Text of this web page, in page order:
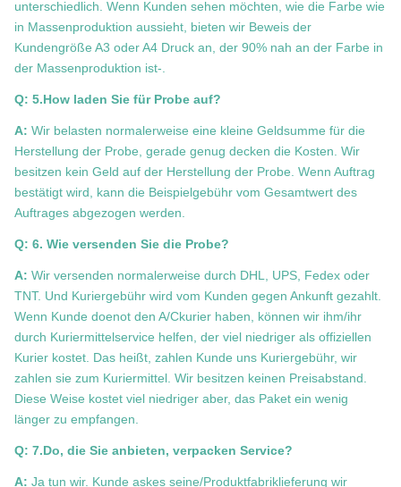
unterschiedlich. Wenn Kunden sehen möchten, wie die Farbe wie
in Massenproduktion aussieht, bieten wir Beweis der
Kundengröße A3 oder A4 Druck an, der 90% nah an der Farbe in
der Massenproduktion ist-.
Q: 5.How laden Sie für Probe auf?
A: Wir belasten normalerweise eine kleine Geldsumme für die
Herstellung der Probe, gerade genug decken die Kosten. Wir
besitzen kein Geld auf der Herstellung der Probe. Wenn Auftrag
bestätigt wird, kann die Beispielgebühr vom Gesamtwert des
Auftrages abgezogen werden.
Q: 6. Wie versenden Sie die Probe?
A: Wir versenden normalerweise durch DHL, UPS, Fedex oder
TNT. Und Kuriergebühr wird vom Kunden gegen Ankunft gezahlt.
Wenn Kunde doenot den A/Ckurier haben, können wir ihm/ihr
durch Kuriermittelservice helfen, der viel niedriger als offiziellen
Kurier kostet. Das heißt, zahlen Kunde uns Kuriergebühr, wir
zahlen sie zum Kuriermittel. Wir besitzen keinen Preisabstand.
Diese Weise kostet viel niedriger aber, das Paket ein wenig
länger zu empfangen.
Q: 7.Do, die Sie anbieten, verpacken Service?
A: Ja tun wir. Kunde askes seine/Produktfabriklieferung wir